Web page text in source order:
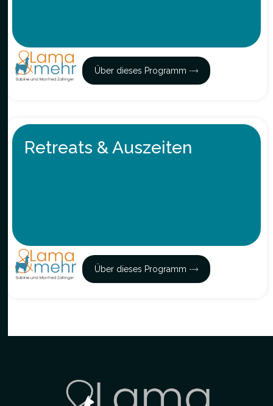
Über dieses Programm
Retreats & Auszeiten
Über dieses Programm